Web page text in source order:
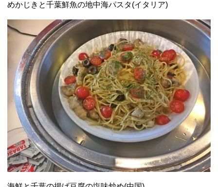
めかじきと千葉鮮魚の地中海パスタ(イタリア)